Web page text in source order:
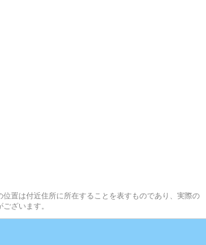
置は付近住所に所在することを表すものであり、実際の
ざいます。